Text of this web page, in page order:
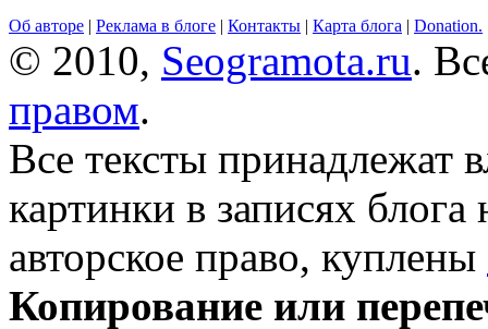
Об авторе | Реклама в блоге | Контакты | Карта блога | Donation.
© 2010, Seogramota.ru.
правом.
Все тексты принадлежат
картинки в записях
авторское право, куплены
Копирование или